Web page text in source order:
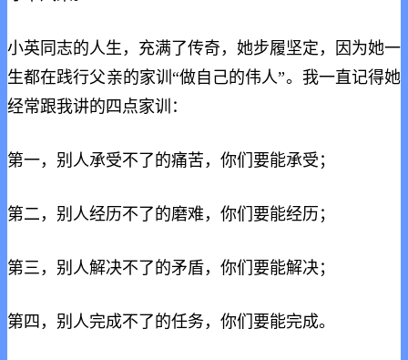
小英同志的人生，充满了传奇，她步履坚定，因为她一
生都在践行父亲的家训“做自己的伟人”。我一直记得她
经常跟我讲的四点家训：
第一，别人承受不了的痛苦，你们要能承受；
第二，别人经历不了的磨难，你们要能经历；
第三，别人解决不了的矛盾，你们要能解决；
第四，别人完成不了的任务，你们要能完成。